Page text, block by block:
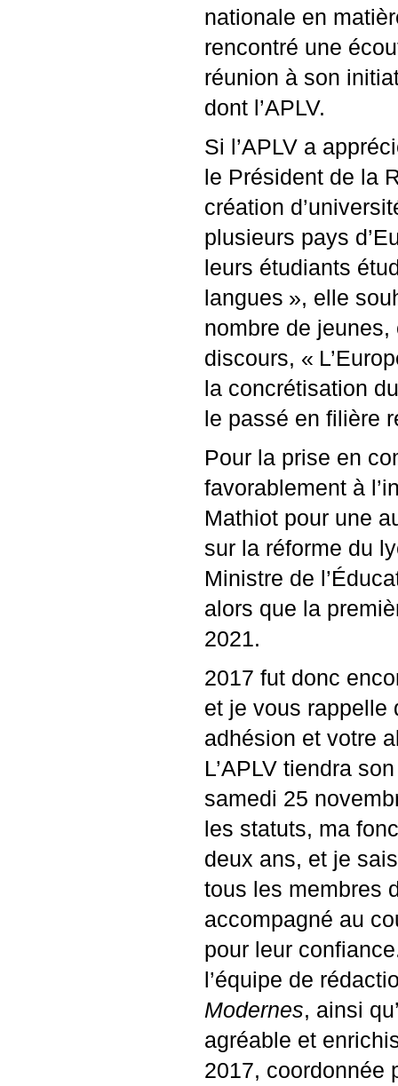
nationale en
rencontré une
réunion à son
dont l’APLV.
Si l’APLV a
le Président de la
création
plusieurs pays
leurs étudiants
langues », elle
nombre de
discours, «
la concrétisation
le passé en filière
Pour la prise en
favorablement à
Mathiot pour une
sur la réforme du
Ministre de
alors que la
2021.
2017 fut donc
et je vous rappelle
adhésion et votre
L’APLV tiendra
samedi 25
les statuts, ma
deux ans, et je
tous les membres
accompagné au
pour leur
l’équipe de
Modernes, ainsi
agréable et
2017, coordonnée